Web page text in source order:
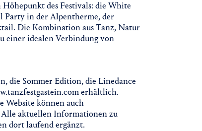
des Festivals: die White
Party in der Alpentherme, der
Die Kombination aus Tanz, Natur
einer idealen Verbindung von
die Sommer Edition, die Linedance
erhältlich.
Website können auch
aktuellen Informationen zu
dort laufend ergänzt.